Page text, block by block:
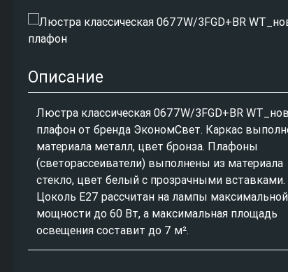
Описание
Люстра классическая 0677W/3FGD+BR
плафон от бренда ЭкономСвет. Каркас
материала металл, цвет бронза. Плафоны
(светорассеиватели) выполнены из материала
стекло, цвет белый с прозрачными вставками.
Цоколь E27 рассчитан на лампы максимальной
мощности до 60 Вт, а максимальная площадь
освещения составит до 7 м².